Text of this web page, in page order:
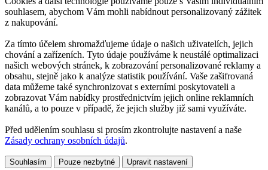
souhlasem, abychom Vám mohli nabídnout personalizovaný zážitek
z nakupování.
Za tímto účelem shromažďujeme údaje o našich uživatelích, jejich
chování a zařízeních. Tyto údaje používáme k neustálé optimalizaci
našich webových stránek, k zobrazování personalizované reklamy a
obsahu, stejně jako k analýze statistik používání. Vaše zašifrovaná
data můžeme také synchronizovat s externími poskytovateli a
zobrazovat Vám nabídky prostřednictvím jejich online reklamních
kanálů, a to pouze v případě, že jejich služby již sami využíváte.
Před udělením souhlasu si prosím zkontrolujte nastavení a naše
Zásady ochrany osobních údajů.
Souhlasím Pouze nezbytné Upravit nastavení